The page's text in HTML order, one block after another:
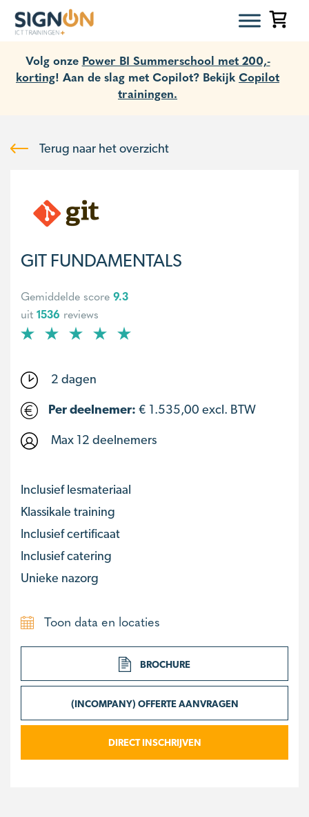
Volg onze Power BI Summerschool met 200,-
korting! Aan de slag met Copilot? Bekijk Copilot
trainingen.
Terug naar het overzicht
GIT FUNDAMENTALS
Gemiddelde score 9.3
uit 1536 reviews
2 dagen
Per deelnemer: € 1.535,00 excl. BTW
Max 12 deelnemers
Inclusief lesmateriaal
Klassikale training
Inclusief certificaat
Inclusief catering
Unieke nazorg
Toon data en locaties
BROCHURE
(INCOMPANY) OFFERTE AANVRAGEN
DIRECT INSCHRIJVEN